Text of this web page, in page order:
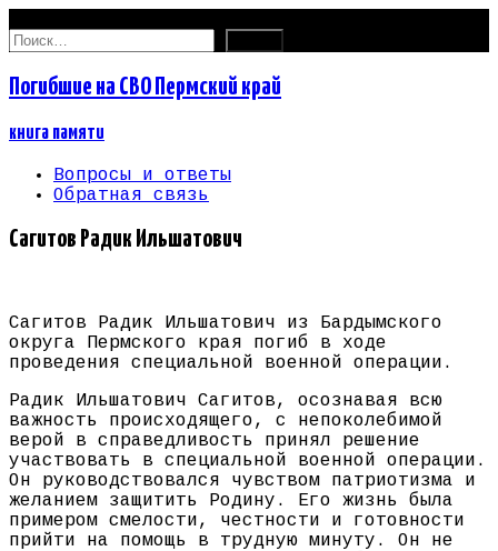
Найти:
Погибшие на СВО Пермский край
книга памяти
Вопросы и ответы
Обратная связь
Сагитов Радик Ильшатович
Сагитов Радик Ильшатович из Бардымского
округа Пермского края погиб в ходе
проведения специальной военной операции.
Радик Ильшатович Сагитов, осознавая всю
важность происходящего, с непоколебимой
верой в справедливость принял решение
участвовать в специальной военной операции.
Он руководствовался чувством патриотизма и
желанием защитить Родину. Его жизнь была
примером смелости, честности и готовности
прийти на помощь в трудную минуту. Он не